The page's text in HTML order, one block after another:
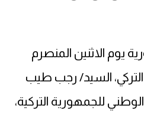
يوم الاثنين المنصرم
التركي، السيد/ رجب طيب
للجمهورية التركية،